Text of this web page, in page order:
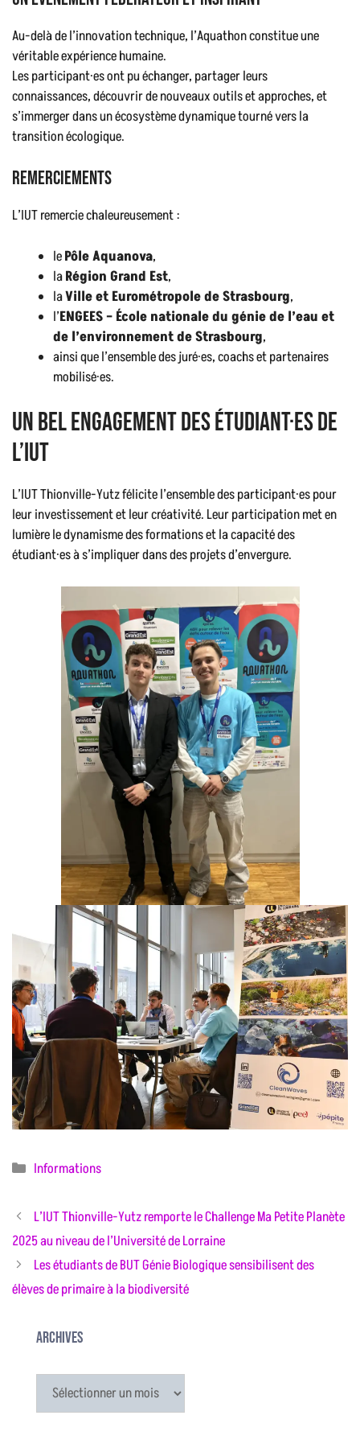
Au-delà de l’innovation technique, l’Aquathon constitue une
véritable expérience humaine.
Les participant·es ont pu échanger, partager leurs
connaissances, découvrir de nouveaux outils et approches, et
s’immerger dans un écosystème dynamique tourné vers la
transition écologique.
Remerciements
L’IUT remercie chaleureusement :
lePôle Aquanova,
laRégion Grand Est,
laVille et Eurométropole de Strasbourg,
l’ENGEES – École nationale du génie de l’eau et
de l’environnement de Strasbourg,
ainsi que l’ensemble des juré·es, coachs et partenaires
mobilisé·es.
Un bel engagement des étudiant·es de
l’IUT
L’IUT Thionville-Yutz félicite l’ensemble des participant·es pour
leur investissement et leur créativité. Leur participation met en
lumière le dynamisme des formations et la capacité des
étudiant·es à s’impliquer dans des projets d’envergure.
Catégories
Informations
L’IUT Thionville-Yutz remporte le Challenge Ma Petite Planète
2025 au niveau de l’Université de Lorraine
Les étudiants de BUT Génie Biologique sensibilisent des
élèves de primaire à la biodiversité
Archives
Archives